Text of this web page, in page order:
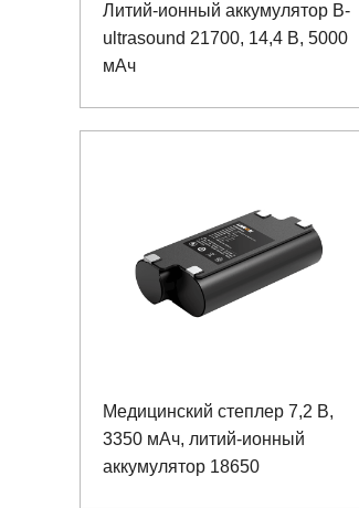
Литий-ионный аккумулятор B-
ultrasound 21700, 14,4 В, 5000
мАч
Медицинский степлер 7,2 В,
3350 мАч, литий-ионный
аккумулятор 18650